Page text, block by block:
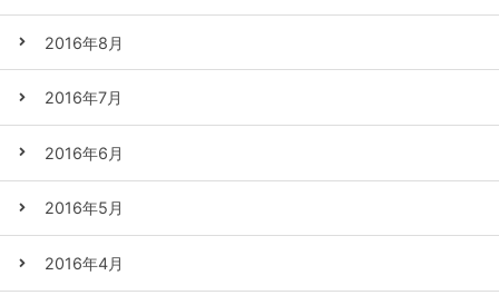
2016年8月
2016年7月
2016年6月
2016年5月
2016年4月